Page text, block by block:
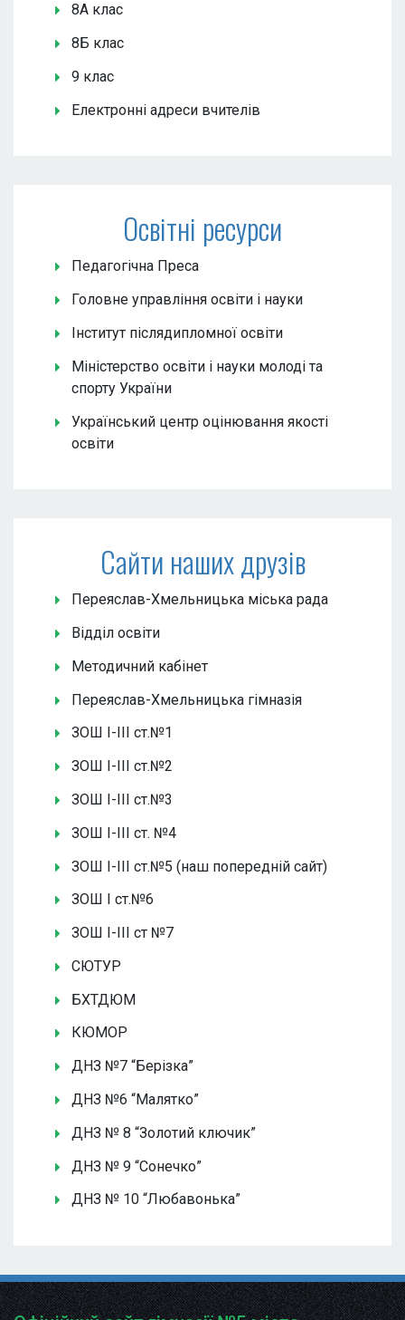
8А клас
8Б клас
9 клас
Електронні адреси вчителів
Освітні ресурси
Педагогічна Преса
Головне управління освіти і науки
Інститут післядипломної освіти
Міністерство освіти і науки молоді та
спорту України
Український центр оцінювання якості
освіти
Сайти наших друзів
Переяслав-Хмельницька міська рада
Відділ освіти
Методичний кабінет
Переяслав-Хмельницька гімназія
ЗОШ І-ІІІ ст.№1
ЗОШ І-ІІІ ст.№2
ЗОШ І-ІІІ ст.№3
ЗОШ І-ІІІ ст. №4
ЗОШ І-ІІІ ст.№5 (наш попередній сайт)
ЗОШ І ст.№6
ЗОШ І-ІІІ ст №7
СЮТУР
БХТДЮМ
КЮМОР
ДНЗ №7 “Берізка”
ДНЗ №6 “Малятко”
ДНЗ № 8 “Золотий ключик”
ДНЗ № 9 “Сонечко”
ДНЗ № 10 “Любавонька”